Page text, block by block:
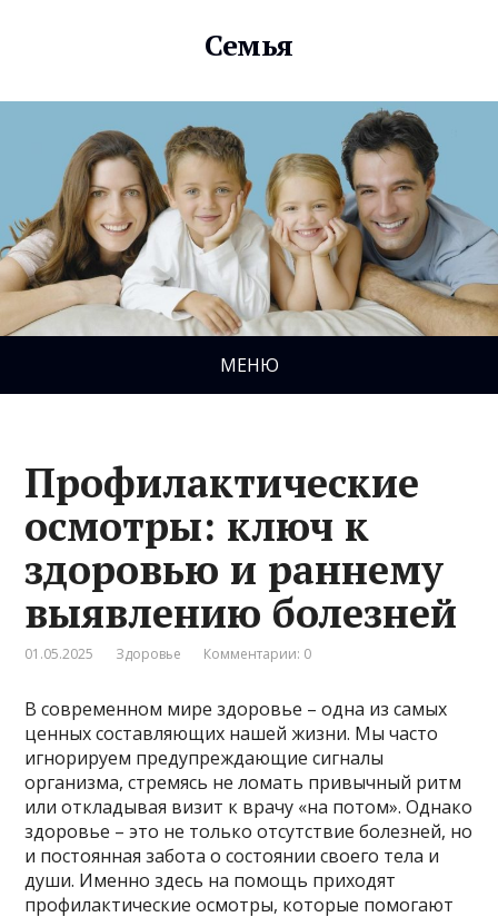
Семья
МЕНЮ
Профилактические
осмотры: ключ к
здоровью и раннему
выявлению болезней
01.05.2025 Здоровье Комментарии: 0
В современном мире здоровье – одна из самых
ценных составляющих нашей жизни. Мы часто
игнорируем предупреждающие сигналы
организма, стремясь не ломать привычный ритм
или откладывая визит к врачу «на потом». Однако
здоровье – это не только отсутствие болезней, но
и постоянная забота о состоянии своего тела и
души. Именно здесь на помощь приходят
профилактические осмотры, которые помогают